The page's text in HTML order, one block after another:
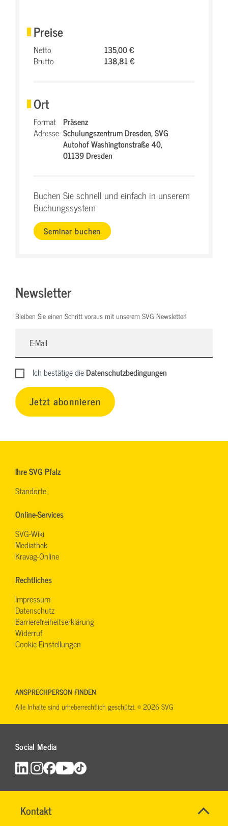
Kontakt
INGO
Name*
Preise
Netto
135,00 €
Brutto
138,81 €
Ort
Format Präsenz
Adresse Schulungszentrum Dresden,SVG
Autohof Washingtonstraße 40,
01139 Dresden
Buchen Sie schnell und einfach in unserem
Buchungssystem
Seminar buchen
Newsletter
Bleiben Sie einen Schritt voraus mit unserem SVG Newsletter!
Ich bestätige dieDatenschutzbedingungen
Jetzt abonnieren
Ihre SVG Pfalz
Standorte
Online-Services
SVG-Wiki
Mediathek
Kravag-Online
Rechtliches
Impressum
Datenschutz
Barrierefreiheitserklärung
Widerruf
Cookie-Einstellungen
Social Media
ANSPRECHPERSON FINDEN
Alle Inhalte sind urheberrechtlich geschützt. © 2026 SVG